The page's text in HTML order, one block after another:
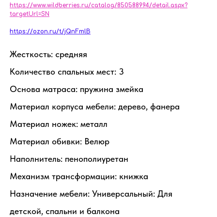
https://www.wildberries.ru/catalog/850588994/detail.aspx?
targetUrl=SN
https://ozon.ru/t/jQnFmlB
Жесткость: средняя
Количество спальных мест: 3
Основа матраса: пружина змейка
Материал корпуса мебели: дерево, фанера
Материал ножек: металл
Материал обивки: Велюр
Наполнитель: пенополиуретан
Механизм трансформации: книжка
Назначение мебели: Универсальный: Для
детской, спальни и балкона